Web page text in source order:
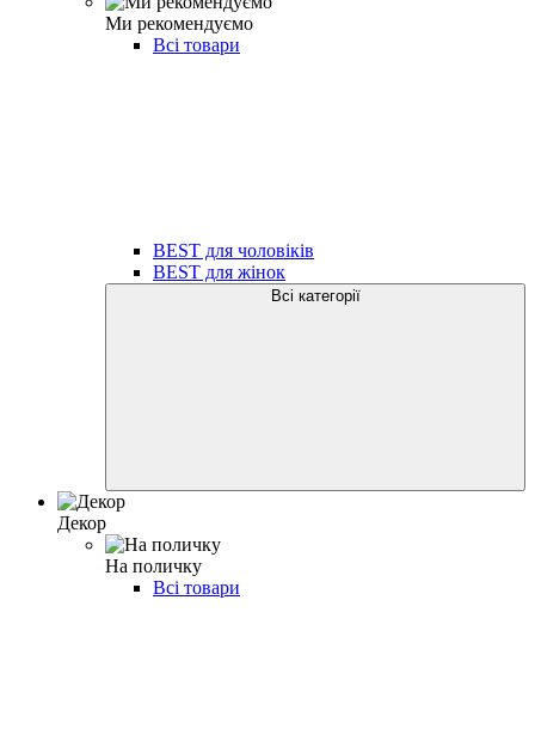
Ми рекомендуємо
Всі товари
BEST для чоловіків
BEST для жінок
Всі категорії
Декор
На поличку
Всі товари